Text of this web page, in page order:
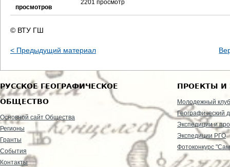
просмотров
2201 просмотр
© ВТУ ГШ
< Предыдущий материал
РУССКОЕ ГЕОГРАФИЧЕСКОЕ
ОБЩЕСТВО
Основной сайт Общества
Регионы
Гранты
События
Контакты
ПРОЕКТЫ И
Молодежный клуб
Географический
Экспедиции и
Экспедиции РГО
Фотоконкурс